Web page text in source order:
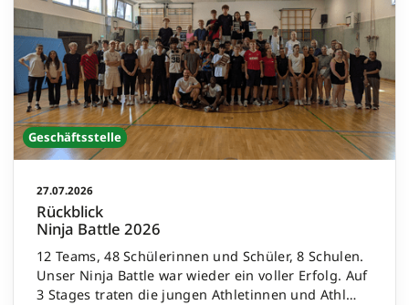
Geschäftsstelle
27.07.2026
Rückblick
Ninja Battle 2026
12 Teams, 48 Schülerinnen und Schüler, 8 Schulen.
Unser Ninja Battle war wieder ein voller Erfolg. Auf
3 Stages traten die jungen Athletinnen und Athl…